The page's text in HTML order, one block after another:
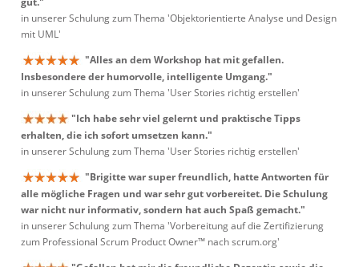
in unserer Schulung zum Thema 'Objektorientierte Analyse und Design
mit UML'
"Alles an dem Workshop hat mit gefallen.
Insbesondere der humorvolle, intelligente Umgang."
in unserer Schulung zum Thema 'User Stories richtig erstellen'
"Ich habe sehr viel gelernt und praktische Tipps
erhalten, die ich sofort umsetzen kann."
in unserer Schulung zum Thema 'User Stories richtig erstellen'
"Brigitte war super freundlich, hatte Antworten für
alle mögliche Fragen und war sehr gut vorbereitet. Die Schulung
war nicht nur informativ, sondern hat auch Spaß gemacht."
in unserer Schulung zum Thema 'Vorbereitung auf die Zertifizierung
zum Professional Scrum Product Owner™ nach scrum.org'